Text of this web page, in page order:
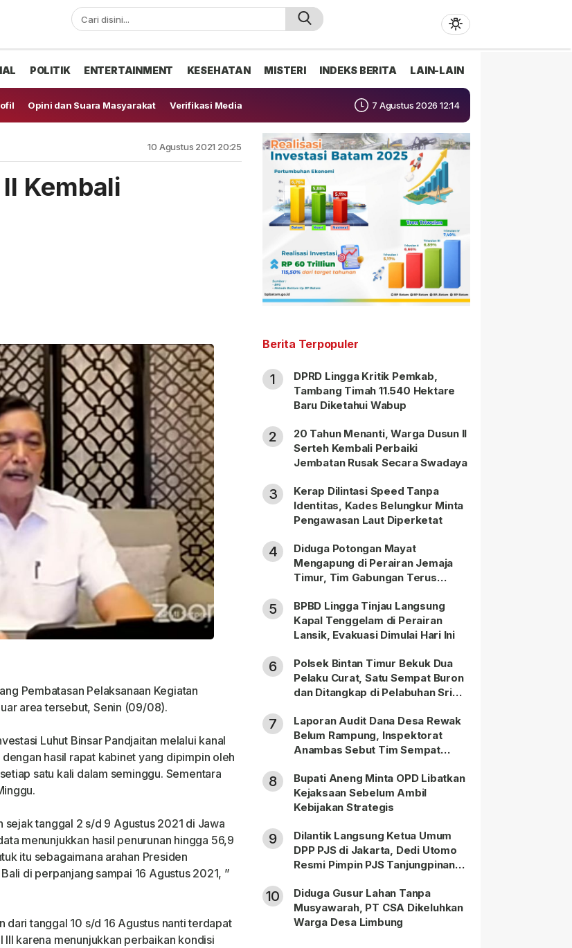
POLITIK ENTERTAINMENT KESEHATAN MISTERI INDEKS BERITA LAIN-LAIN
Opini dan Suara Masyarakat Verifikasi Media 7 Agustus 2026 12:14
10 Agustus 2021 20:25
Kembali
Pembatasan Pelaksanaan Kegiatan
area tersebut, Senin (09/08).
Luhut Binsar Pandjaitan melalui kanal
hasil rapat kabinet yang dipimpin oleh
satu kali dalam seminggu. Sementara
sejak tanggal 2 s/d 9 Agustus 2021 di Jawa
menunjukkan hasil penurunan hingga 56,9
itu sebagaimana arahan Presiden
di perpanjang sampai 16 Agustus 2021, ”
dari tanggal 10 s/d 16 Agustus nanti terdapat
karena menunjukkan perbaikan kondisi
Berita Terpopuler
1
DPRD Lingga Kritik Pemkab,
Tambang Timah 11.540 Hektare
Baru Diketahui Wabup
2
20 Tahun Menanti, Warga Dusun II
Serteh Kembali Perbaiki
Jembatan Rusak Secara Swadaya
3
Kerap Dilintasi Speed Tanpa
Identitas, Kades Belungkur Minta
Pengawasan Laut Diperketat
4
Diduga Potongan Mayat
Mengapung di Perairan Jemaja
Timur, Tim Gabungan Terus
5
BPBD Lingga Tinjau Langsung
Kapal Tenggelam di Perairan
Lansik, Evakuasi Dimulai Hari Ini
6
Polsek Bintan Timur Bekuk Dua
Pelaku Curat, Satu Sempat Buron
dan Ditangkap di Pelabuhan Sri
7
Laporan Audit Dana Desa Rewak
Belum Rampung, Inspektorat
Anambas Sebut Tim Sempat
8
Bupati Aneng Minta OPD Libatkan
Kejaksaan Sebelum Ambil
Kebijakan Strategis
9
Dilantik Langsung Ketua Umum
DPP PJS di Jakarta, Dedi Utomo
Resmi Pimpin PJS Tanjungpinang-
10
Diduga Gusur Lahan Tanpa
Musyawarah, PT CSA Dikeluhkan
Warga Desa Limbung